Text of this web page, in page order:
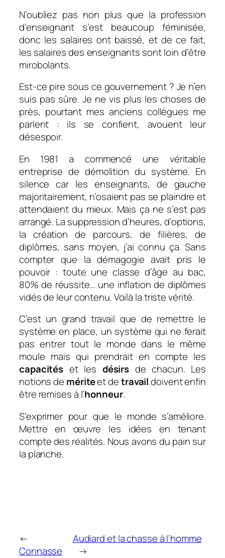
N’oubliez pas non plus que la profession
d’enseignant s’est beaucoup féminisée,
donc les salaires ont baissé, et de ce fait,
les salaires des enseignants sont loin d’être
mirobolants.
Est-ce pire sous ce gouvernement ? Je n’en
suis pas sûre. Je ne vis plus les choses de
près, pourtant mes anciens collègues me
parlent : ils se confient, avouent leur
désespoir.
En 1981 a commencé une véritable
entreprise de démolition du système. En
silence car les enseignants, de gauche
majoritairement, n’osaient pas se plaindre et
attendaient du mieux. Mais ça ne s’est pas
arrangé. La suppression d’heures, d’options,
la création de parcours, de filières, de
diplômes, sans moyen, j’ai connu ça. Sans
compter que la démagogie avait pris le
pouvoir : toute une classe d’âge au bac,
80% de réussite… une inflation de diplômes
vidés de leur contenu. Voilà la triste vérité.
C’est un grand travail que de remettre le
système en place, un système qui ne ferait
pas entrer tout le monde dans le même
moule mais qui prendrait en compte les
capacités et les désirs de chacun. Les
notions de mériteet detravaildoivent enfin
être remises à l’honneur.
S’exprimer pour que le monde s’améliore.
Mettre en œuvre les idées en tenant
compte des réalités. Nous avons du pain sur
la planche.
←
Connasse
Audiard et la chasse à l’homme
→